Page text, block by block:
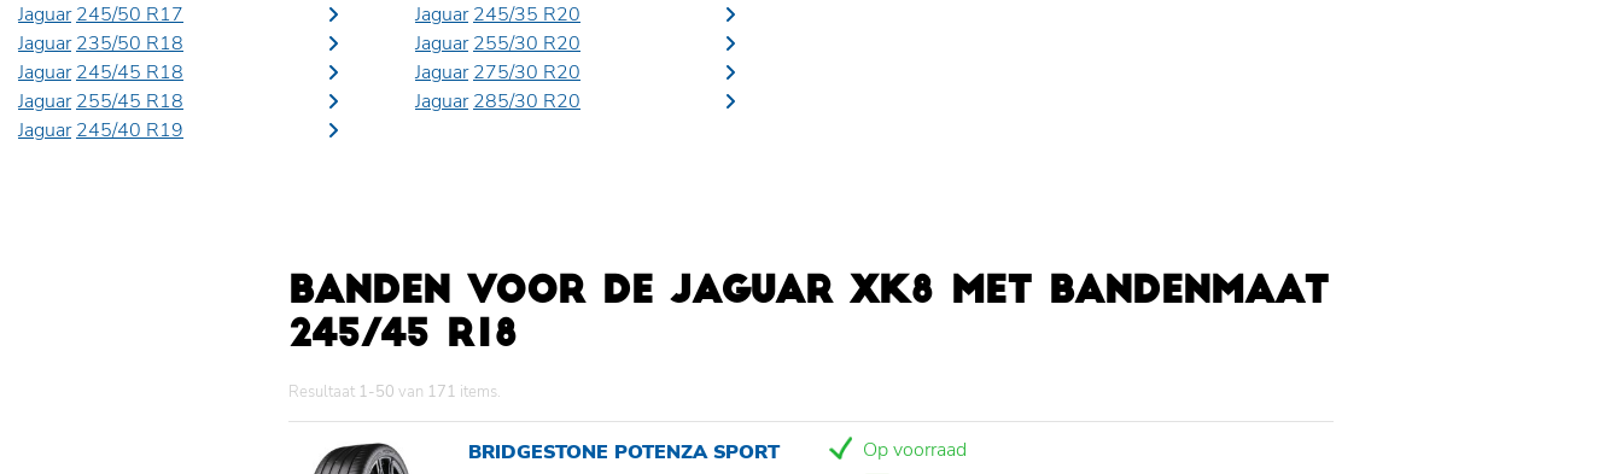
Jaguar 245/50 R17
Jaguar 235/50 R18
Jaguar 245/45 R18
Jaguar 255/45 R18
Jaguar 245/40 R19
Jaguar 245/35 R20
Jaguar 255/30 R20
Jaguar 275/30 R20
Jaguar 285/30 R20
BANDEN VOOR DE JAGUAR XK8 MET BANDENMAAT
245/45 R18
Resultaat 1-50 van 171 items.
BRIDGESTONE POTENZA SPORT
Op voorraad